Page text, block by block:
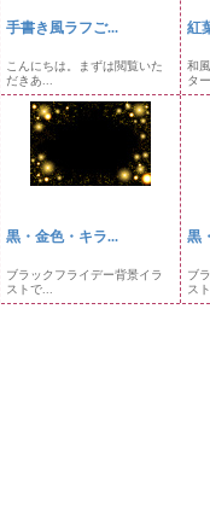
手書き風ラフご...
こんにちは。まずは閲覧いた
だきあ...
紅
和
ター
黒・金色・キラ...
ブラックフライデー背景イラ
ストで...
黒
ブ
ス